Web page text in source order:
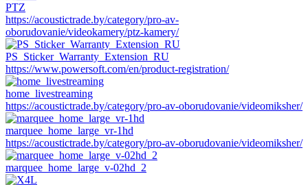
PTZ
https://acoustictrade.by/category/pro-av-
oborudovanie/videokamery/ptz-kamery/
PS_Sticker_Warranty_Extension_RU
https://www.powersoft.com/en/product-registration/
home_livestreaming
https://acoustictrade.by/category/pro-av-oborudovanie/videomiksher/
marquee_home_large_vr-1hd
https://acoustictrade.by/category/pro-av-oborudovanie/videomiksher/
marquee_home_large_v-02hd_2